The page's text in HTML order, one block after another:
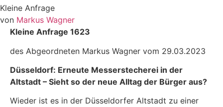
Kleine Anfrage
von Markus Wagner
Kleine Anfrage 1623
des Abgeordneten Markus Wagner vom 29.03.2023
Düsseldorf: Erneute Messerstecherei in der
Altstadt – Sieht so der neue Alltag der Bürger aus?
Wieder ist es in der Düsseldorfer Altstadt zu einer